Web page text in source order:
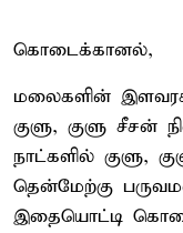
கொடைக்கானல்,
மலைகளின்
குளு, குளு சீசன்
நாட்களில் குளு,
தென்மேற்கு
இதையொட்டி